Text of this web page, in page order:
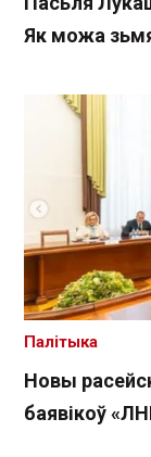
Як можа
Новы
баявікоў
Палітыка